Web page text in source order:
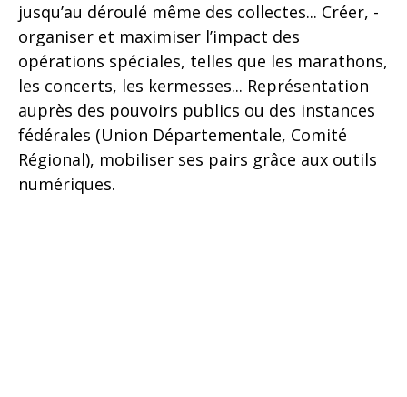
jusqu’au déroulé même des collectes... Créer, -
organiser et maximiser l’impact des
opérations spéciales, telles que les marathons,
les concerts, les kermesses... Représentation
auprès des pouvoirs publics ou des instances
fédérales (Union Départementale, Comité
Régional), mobiliser ses pairs grâce aux outils
numériques.